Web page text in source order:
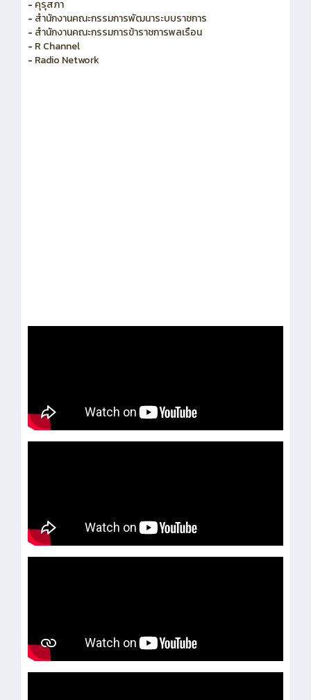
- คุรุสภา
- สำนักงานคณะกรรมการพัฒนาระบบราชการ
- สำนักงานคณะกรรมการข้าราชการพลเรือน
- R Channel
- Radio Network